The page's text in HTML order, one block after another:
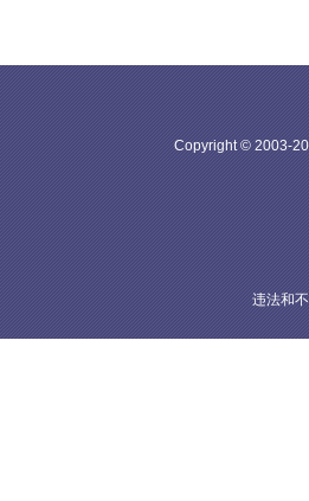
Copyright © 2003-
违法和